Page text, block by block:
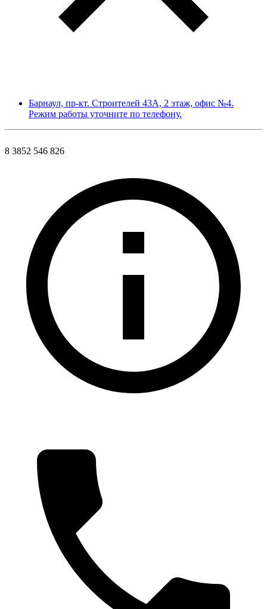
Барнаул, пр-кт. Строителей 43А, 2 этаж, офис №4.
Режим работы уточните по телефону.
8 3852 546 826